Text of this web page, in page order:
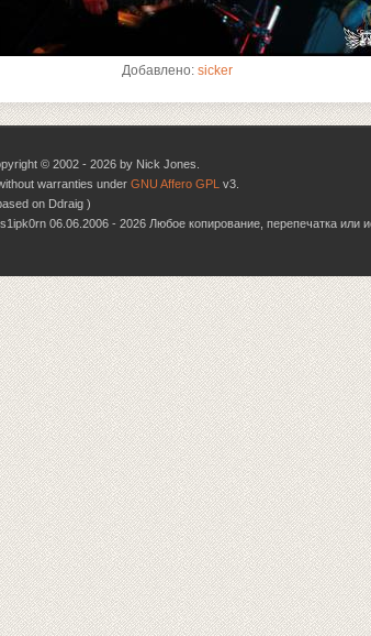
Добавлено: sicker
© 2002 - 2026 by Nick Jones.
warranties under GNU Affero GPL v3.
on Ddraig )
06.06.2006 - 2026 Любое копирование, перепечатка или